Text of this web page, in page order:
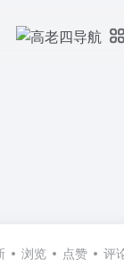
浏览 点赞 评